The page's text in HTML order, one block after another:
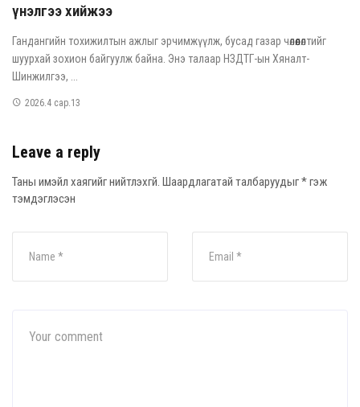
үнэлгээ хийжээ
Гандангийн тохижилтын ажлыг эрчимжүүлж, бусад газар чөлөөлөлтийг
шуурхай зохион байгуулж байна. Энэ талаар НЗДТГ-ын Хяналт-
Шинжилгээ, ...
2026.4 сар.13
Leave a reply
Таны имэйл хаягийг нийтлэхгүй. Шаардлагатай талбаруудыг*гэж
тэмдэглэсэн